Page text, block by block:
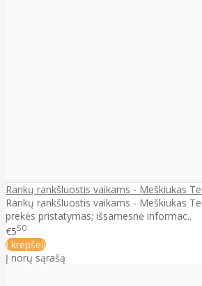
Rankų rankšluostis vaikams - Meškiukas
Rankų rankšluostis vaikams - Meškiukas
prekės pristatymas; išsamesnė informac..
€550
Į krepšelį
Į norų sąrašą